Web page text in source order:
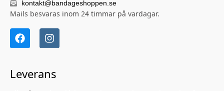
kontakt@bandageshoppen.se
Mails besvaras inom 24 timmar på vardagar.
Leverans